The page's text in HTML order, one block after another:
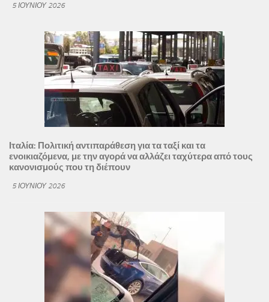
5 ΙΟΥΝΊΟΥ 2026
Ιταλία: Πολιτική αντιπαράθεση για τα ταξί και τα
ενοικιαζόμενα, με την αγορά να αλλάζει ταχύτερα από τους
κανονισμούς που τη διέπουν
5 ΙΟΥΝΊΟΥ 2026